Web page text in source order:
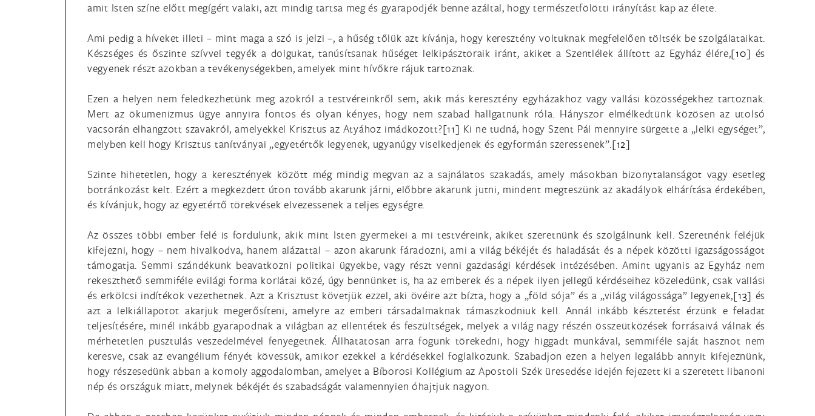
amit Isten színe előtt megígért valaki, azt mindig tartsa meg és gyarapodjék benne azáltal, hogy természetfölötti irányítást kap az élete.
Ami pedig a híveket illeti – mint maga a szó is jelzi –, a hűség tőlük azt kívánja, hogy keresztény voltuknak megfelelően töltsék be szolgálataikat.
Készséges és őszinte szívvel tegyék a dolgukat, tanúsítsanak hűséget lelkipásztoraik iránt, akiket a Szentlélek állított az Egyház élére,[10] és
vegyenek részt azokban a tevékenységekben, amelyek mint hívőkre rájuk tartoznak.
Ezen a helyen nem feledkezhetünk meg azokról a testvéreinkről sem, akik más keresztény egyházakhoz vagy vallási közösségekhez tartoznak.
Mert az ökumenizmus ügye annyira fontos és olyan kényes, hogy nem szabad hallgatnunk róla. Hányszor elmélkedtünk közösen az utolsó
vacsorán elhangzott szavakról, amelyekkel Krisztus az Atyához imádkozott?[11] Ki ne tudná, hogy Szent Pál mennyire sürgette a „lelki egységet”,
melyben kell hogy Krisztus tanítványai „egyetértők legyenek, ugyanúgy viselkedjenek és egyformán szeressenek”.[12]
Szinte hihetetlen, hogy a keresztények között még mindig megvan az a sajnálatos szakadás, amely másokban bizonytalanságot vagy esetleg
botránkozást kelt. Ezért a megkezdett úton tovább akarunk járni, előbbre akarunk jutni, mindent megteszünk az akadályok elhárítása érdekében,
és kívánjuk, hogy az egyetértő törekvések elvezessenek a teljes egységre.
Az összes többi ember felé is fordulunk, akik mint Isten gyermekei a mi testvéreink, akiket szeretnünk és szolgálnunk kell. Szeretnénk feléjük
kifejezni, hogy – nem hivalkodva, hanem alázattal – azon akarunk fáradozni, ami a világ békéjét és haladását és a népek közötti igazságosságot
támogatja. Semmi szándékunk beavatkozni politikai ügyekbe, vagy részt venni gazdasági kérdések intézésében. Amint ugyanis az Egyház nem
rekeszthető semmiféle evilági forma korlátai közé, úgy bennünket is, ha az emberek és a népek ilyen jellegű kérdéseihez közeledünk, csak vallási
és erkölcsi indítékok vezethetnek. Azt a Krisztust követjük ezzel, aki övéire azt bízta, hogy a „föld sója” és a „világ világossága” legyenek,[13] és
azt a lelkiállapotot akarjuk megerősíteni, amelyre az emberi társadalmaknak támaszkodniuk kell. Annál inkább késztetést érzünk e feladat
teljesítésére, minél inkább gyarapodnak a világban az ellentétek és feszültségek, melyek a világ nagy részén összeütközések forrásaivá válnak és
mérhetetlen pusztulás veszedelmével fenyegetnek. Állhatatosan arra fogunk törekedni, hogy higgadt munkával, semmiféle saját hasznot nem
keresve, csak az evangélium fényét kövessük, amikor ezekkel a kérdésekkel foglalkozunk. Szabadjon ezen a helyen legalább annyit kifejeznünk,
hogy részesedünk abban a komoly aggodalomban, amelyet a Bíborosi Kollégium az Apostoli Szék üresedése idején fejezett ki a szeretett libanoni
nép és országuk miatt, melynek békéjét és szabadságát valamennyien óhajtjuk nagyon.